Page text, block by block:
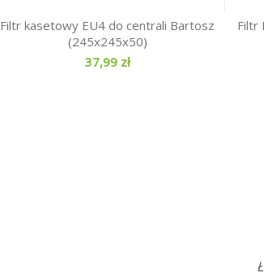
Filtr kasetowy EU4 do centrali Bartosz
(245x245x50)
37,99 zł
Filtr